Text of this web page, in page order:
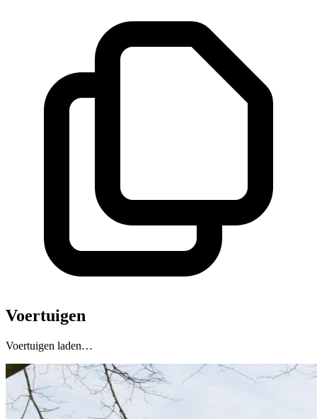
Voertuigen
Voertuigen laden…